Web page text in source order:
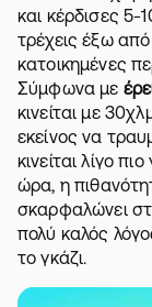
και κέρδισες 5-
τρέχεις έξω
κατοικημένες
Σύμφωνα με
κινείται με
εκείνος να
κινείται λίγο
ώρα, η
σκαρφαλώνει
πολύ καλός
το γκάζι.